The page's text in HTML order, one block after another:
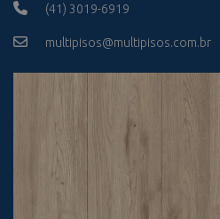
(41) 3019-6919
multipisos@multipisos.com.br